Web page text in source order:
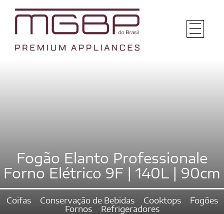
Fogão Elanto Professionale
Forno Elétrico 9F | 140L | 90cm
Coifas Conservação de Bebidas Cooktops
Fogões
Fornos
Refrigeradores